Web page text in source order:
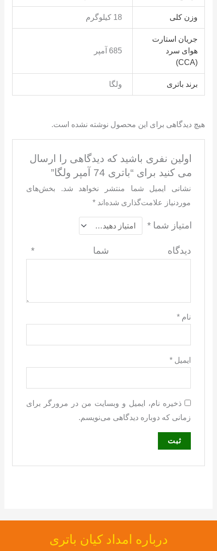
وزن کلی 18 کیلوگرم
جریان استارت
هوای سرد
(CCA)
685 آمپر
برند باتری ولگا
هیچ دیدگاهی برای این محصول نوشته نشده است.
اولین نفری باشید که دیدگاهی را ارسال
می کنید برای “باتری 74 آمپر ولگا”
نشانی ایمیل شما منتشر نخواهد شد.
بخش‌های
موردنیاز علامت‌گذاری شده‌اند*
امتیاز شما*
دیدگاه شما*
نام*
ایمیل*
ذخیره نام، ایمیل و وبسایت من در مرورگر برای
زمانی که دوباره دیدگاهی می‌نویسم.
درباره امداد کیان باتری